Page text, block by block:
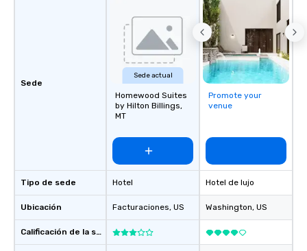
precision across the Rocky Mountain
region. One Program. At A Time.
Sede
Tipo de sede
Ubicación
Calificación de la sede
Sede actual
Homewood Suites
by Hilton Billings,
MT
Hotel
Facturaciones, US
Promote your
venue
Hotel de lujo
Washington, US